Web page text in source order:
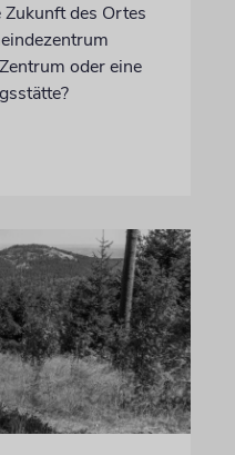
des Ortes
oder eine